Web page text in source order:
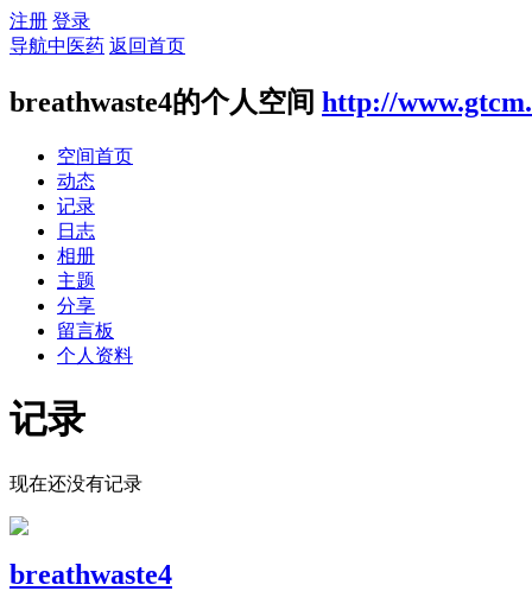
注册 登录
导航中医药 返回首页
breathwaste4的个人空间 http://
空间首页
动态
记录
日志
相册
主题
分享
留言板
个人资料
记录
现在还没有记录
breathwaste4